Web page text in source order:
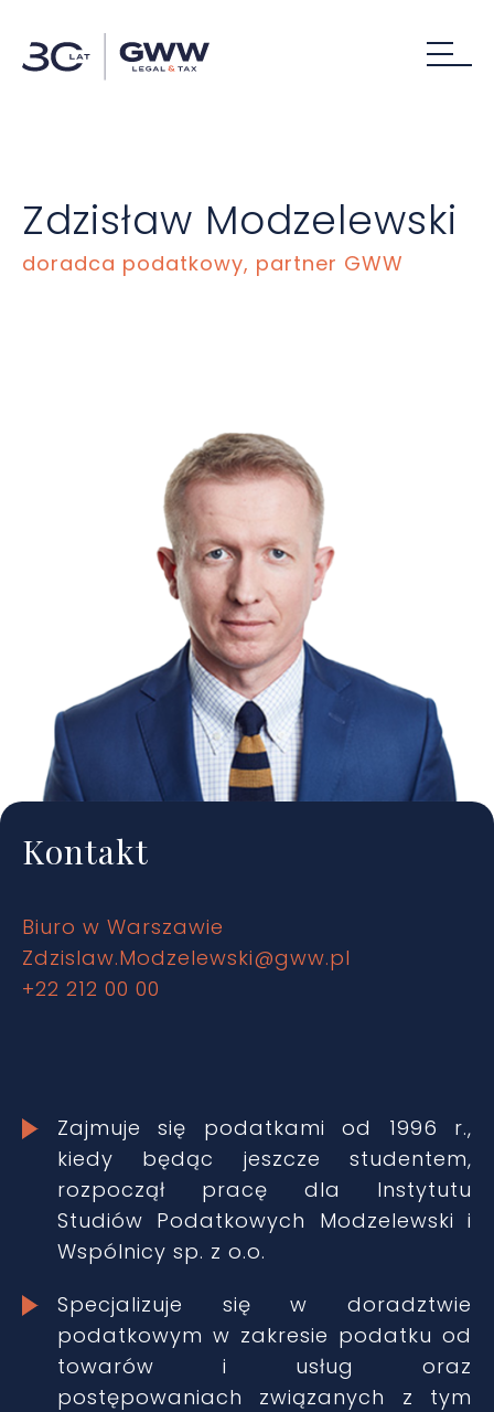
Zdzisław Modzelewski
doradca podatkowy, partner GWW
Kontakt
Biuro w Warszawie
Zdzislaw.Modzelewski@gww.pl
+22 212 00 00
Zajmuje się podatkami od 1996 r.,
kiedy będąc jeszcze studentem,
rozpoczął pracę dla Instytutu
Studiów Podatkowych Modzelewski i
Wspólnicy sp. z o.o.
Specjalizuje się w doradztwie
podatkowym w zakresie podatku od
towarów i usług oraz
postępowaniach związanych z tym